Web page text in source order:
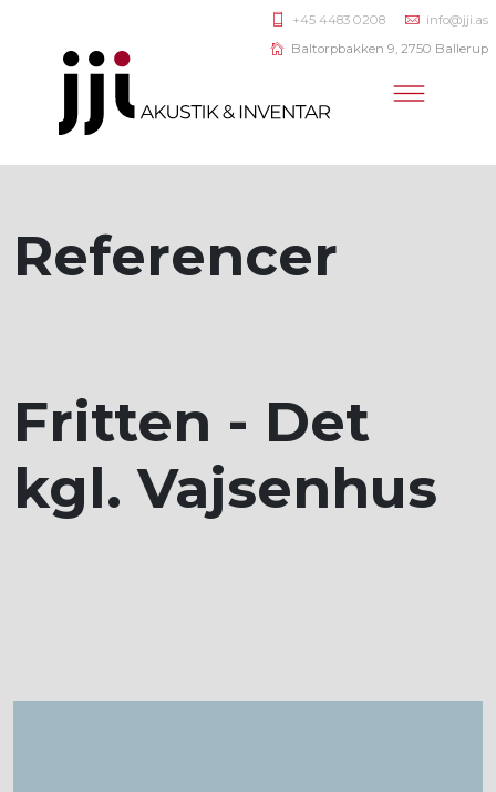
+45 4483 0208
info@jji.as
Baltorpbakken 9, 2750 Ballerup
Referencer
Fritten - Det
kgl. Vajsenhus